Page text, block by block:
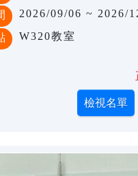
2026/09/06 ~ 2026/
W320教室